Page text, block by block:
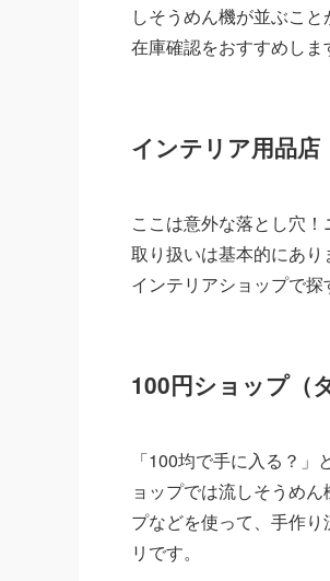
しそうめん機が並ぶこ
在庫確認をおすすめしま
インテリア用品店
ここは意外な落とし穴
取り扱いは基本的にあり
インテリアショップで探
100円ショップ（
「100均で手に入る？
ョップでは流しそうめ
プなどを使って、手作
リです。